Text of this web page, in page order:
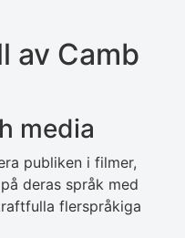
av Camb
media
publiken i filmer,
deras språk med
flerspråkiga